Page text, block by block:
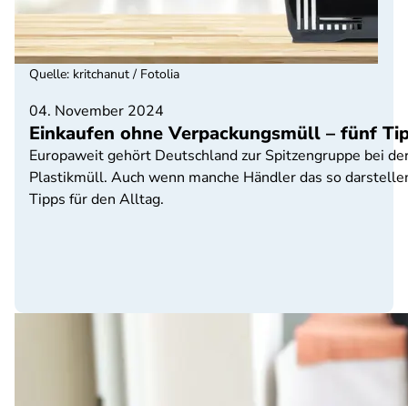
04. November 2024
Einkaufen ohne Verpackungsmüll – fünf
Europaweit gehört Deutschland zur Spitzengruppe bei
Plastikmüll. Auch wenn manche Händler das so
Tipps für den Alltag.
Quelle: kritchanut / Fotolia